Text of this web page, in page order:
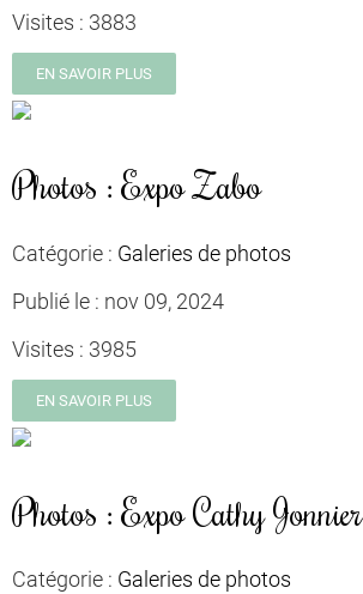
Visites : 3883
EN SAVOIR PLUS
Photos : Expo Zabo
Catégorie : Galeries de photos
Publié le : nov 09, 2024
Visites : 3985
EN SAVOIR PLUS
Photos : Expo Cathy Jonnier
Catégorie : Galeries de photos